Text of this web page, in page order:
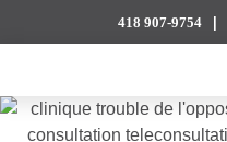
418 907-9754